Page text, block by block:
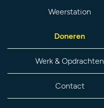
Weerstation
Doneren
Werk & Opdrachten
Contact